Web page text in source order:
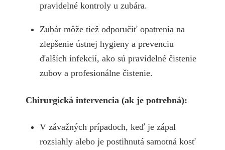
pravidelné kontroly u zubára.
Zubár môže tiež odporučiť opatrenia na
zlepšenie ústnej hygieny a prevenciu
ďalších infekcií, ako sú pravidelné čistenie
zubov a profesionálne čistenie.
Chirurgická intervencia (ak je potrebná):
V závažných prípadoch, keď je zápal
rozsiahly alebo je postihnutá samotná kosť